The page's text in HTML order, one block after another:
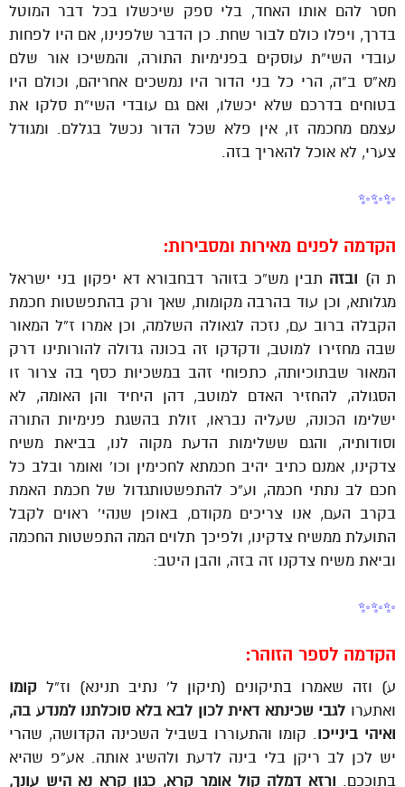
חסר להם אותו האחד, בלי ספק שיכשלו בכל דבר המוטל
בדרך, ויפלו כולם לבור שחת. כן הדבר שלפנינו, אם היו לפחות
עובדי השי”ת עוסקים בפנימיות התורה, והמשיכו אור שלם
מא”ס ב”ה, הרי כל בני הדור היו נמשכים אחריהם, וכולם היו
בטוחים בדרכם שלא יכשלו, ואם גם עובדי השי”ת סלקו את
עצמם מחכמה זו, אין פלא שכל הדור נכשל בגללם. ומגודל
צערי, לא אוכל להאריך בזה.
✨✨✨
הקדמה לפנים מאירות ומסבירות:
ת ה) ובזה תבין מש”כ בזוהר דבחבורא דא יפקון בני ישראל
מגלותא, וכן עוד בהרבה מקומות, שאך ורק בהתפשטות חכמת
הקבלה ברוב עם, נזכה לגאולה השלמה, וכן אמרו ז”ל המאור
שבה מחזירו למוטב, ודקדקו זה בכונה גדולה להורותינו דרק
המאור שבתוכיותה, כתפוחי זהב במשכיות כסף בה צרור זו
הסגולה, להחזיר האדם למוטב, דהן היחיד והן האומה, לא
ישלימו הכונה, שעליה נבראו, זולת בהשגת פנימיות התורה
וסודותיה, והגם ששלימות הדעת מקוה לנו, בביאת משיח
צדקינו, אמנם כתיב יהיב חכמתא לחכימין וכו’ ואומר ובלב כל
חכם לב נתתי חכמה, וע”כ להתפשטותגדול של חכמת האמת
בקרב העם, אנו צריכים מקודם, באופן שנהי’ ראוים לקבל
התועלת ממשיח צדקינו, ולפיכך תלוים המה התפשטות החכמה
וביאת משיח צדקנו זה בזה, והבן היטב:
✨✨✨
הקדמה לספר הזוהר:
ע) וזה שאמרו בתיקונים (תיקון ל’ נתיב תנינא) וז”ל קומו
ואתערו לגבי שכינתא דאית לכון לבא בלא סוכלתנו למנדע בה,
ואיהי בינייכו. קומו והתעוררו בשביל השכינה הקדושה, שהרי
יש לכן לב ריקן בלי בינה לדעת ולהשיג אותה. אע”פ שהיא
בתוככם. ורזא דמלה קול אומר קרא, כגון קרא נא היש עונך,